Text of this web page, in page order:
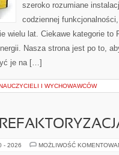
szeroko rozumiane
codziennej
wielu lat. Ciekawe kategorie to
Nasza strona jest po to,
je na […]
I WYCHOWAWCÓW
- 2026 MOŻLIWOŚĆ